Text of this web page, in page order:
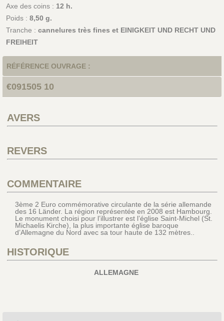
Axe des coins : 12 h.
Poids : 8,50 g.
Tranche : cannelures très fines et EINIGKEIT UND RECHT UND
FREIHEIT
RÉFÉRENCE OUVRAGE :
€091505 10
AVERS
REVERS
COMMENTAIRE
3ème 2 Euro commémorative circulante de la série allemande
des 16 Länder. La région représentée en 2008 est Hambourg.
Le monument choisi pour l’illustrer est l’église Saint-Michel (St.
Michaelis Kirche), la plus importante église baroque
d’Allemagne du Nord avec sa tour haute de 132 mètres..
HISTORIQUE
ALLEMAGNE